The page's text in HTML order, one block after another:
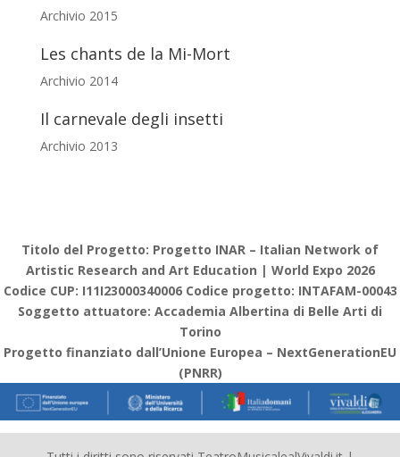
Archivio 2015
Les chants de la Mi-Mort
Archivio 2014
Il carnevale degli insetti
Archivio 2013
Titolo del Progetto: Progetto INAR – Italian Network of
Artistic Research and Art Education | World Expo 2026
Codice CUP: I11I23000340006 Codice progetto: INTAFAM-00043
Soggetto attuatore: Accademia Albertina di Belle Arti di
Torino
Progetto finanziato dall’Unione Europea – NextGenerationEU
(PNRR)